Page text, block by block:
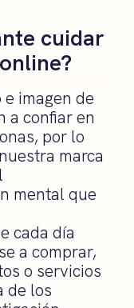
cuidar
imagen de
a confiar en
por lo
marca
mental que
cada día
a comprar,
o servicios
de los